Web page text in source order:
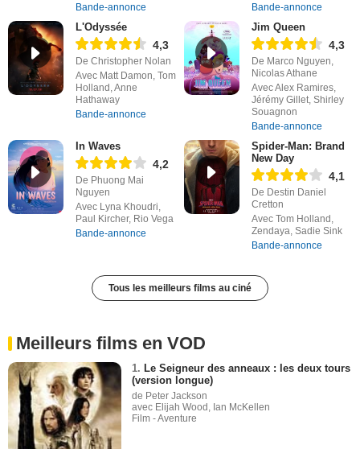
Bande-annonce
Bande-annonce
L'Odyssée
4,3
De Christopher Nolan
Avec Matt Damon, Tom
Holland, Anne
Hathaway
Bande-annonce
Jim Queen
4,3
De Marco Nguyen,
Nicolas Athane
Avec Alex Ramires,
Jérémy Gillet, Shirley
Souagnon
Bande-annonce
In Waves
4,2
De Phuong Mai
Nguyen
Avec Lyna Khoudri,
Paul Kircher, Rio Vega
Bande-annonce
Spider-Man: Brand
New Day
4,1
De Destin Daniel
Cretton
Avec Tom Holland,
Zendaya, Sadie Sink
Bande-annonce
Tous les meilleurs films au ciné
Meilleurs films en VOD
1. Le Seigneur des anneaux : les deux tours
(version longue)
de Peter Jackson
avec Elijah Wood, Ian McKellen
Film - Aventure